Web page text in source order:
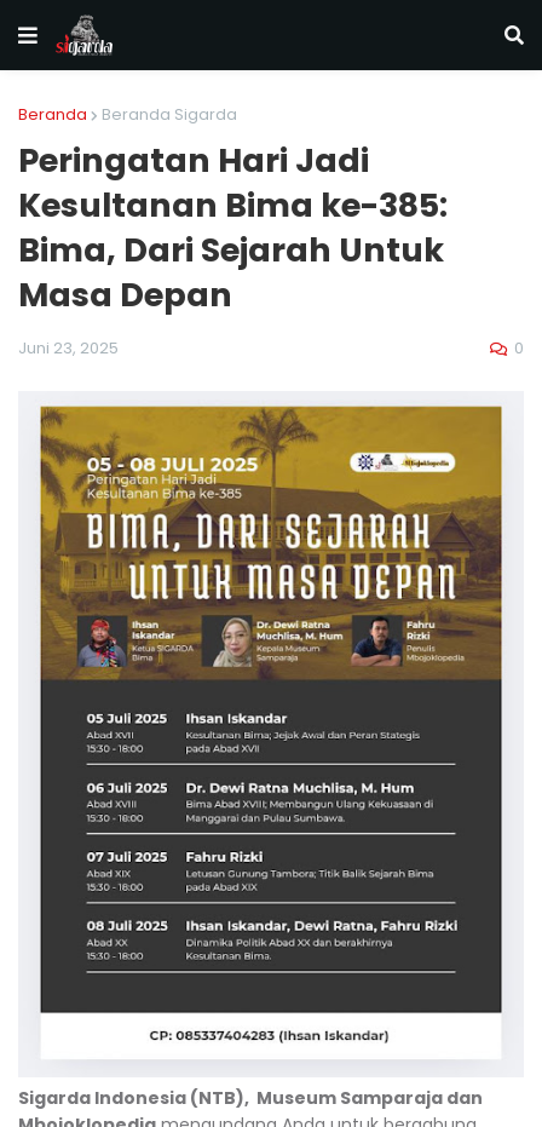
Beranda Beranda Sigarda
Peringatan Hari Jadi
Kesultanan Bima ke-385:
Bima, Dari Sejarah Untuk
Masa Depan
Juni 23, 2025 0
Sigarda Indonesia (NTB), Museum Samparaja dan